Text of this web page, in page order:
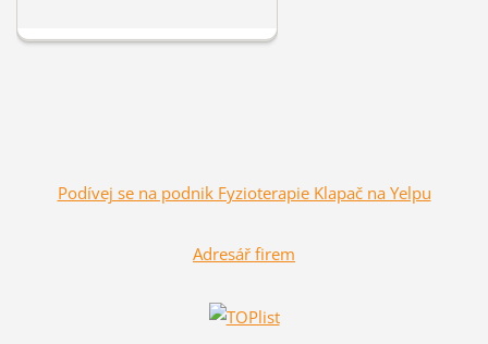
Podívej se na podnik Fyzioterapie Klapač na Yelpu
Adresář firem